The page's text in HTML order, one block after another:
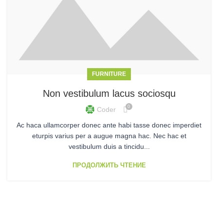
FURNITURE
Non vestibulum lacus sociosqu
Coder 0
Ac haca ullamcorper donec ante habi tasse donec imperdiet
eturpis varius per a augue magna hac. Nec hac et
vestibulum duis a tincidu...
ПРОДОЛЖИТЬ ЧТЕНИЕ